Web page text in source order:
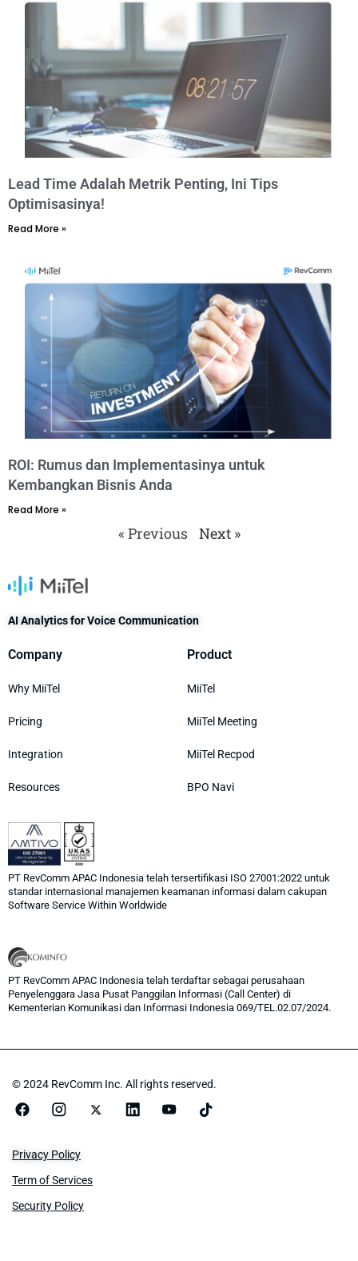
Lead Time Adalah Metrik Penting, Ini Tips
Optimisasinya!
Read More »
ROI: Rumus dan Implementasinya untuk
Kembangkan Bisnis Anda​
Read More »
« Previous Next »
AI Analytics for Voice Communication
Company
Why MiiTel
Pricing
Integration
Resources
Product
MiiTel
MiiTel Meeting
MiiTel Recpod
BPO Navi
PT RevComm APAC Indonesia telah tersertifikasi ISO 27001:2022 untuk
standar internasional manajemen keamanan informasi dalam cakupan
Software Service Within Worldwide
PT RevComm APAC Indonesia telah terdaftar sebagai perusahaan
Penyelenggara Jasa Pusat Panggilan Informasi (Call Center) di
Kementerian Komunikasi dan Informasi Indonesia 069/TEL.02.07/2024.
© 2024 RevComm Inc. All rights reserved.
Privacy Policy
Term of Services
Security Policy